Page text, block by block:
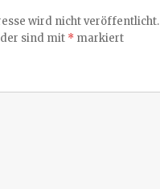
wird nicht veröffentlicht.
sind mit * markiert